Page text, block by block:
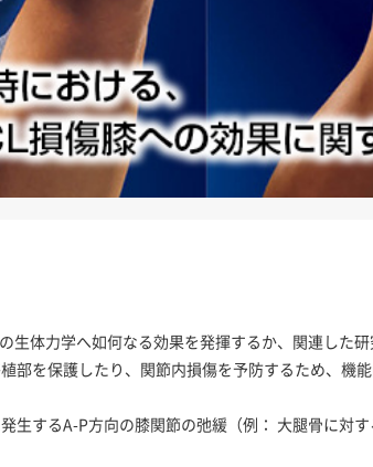
生体力学へ如何なる効果を発揮するか、関連した
部を保護したり、関節内損傷を予防するため、機
生するA-P方向の膝関節の弛緩（例： 大腿骨に対